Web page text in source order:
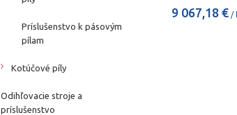
9 067,18 € /
Príslušenstvo k pásovým
pílam
Kotúčové píly
Odihľovacie stroje a
príslušenstvo